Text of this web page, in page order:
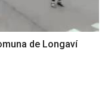
de Longaví